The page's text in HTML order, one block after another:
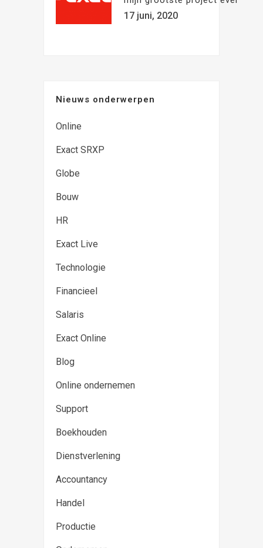
17 juni, 2020
Nieuws onderwerpen
Online
Exact SRXP
Globe
Bouw
HR
Exact Live
Technologie
Financieel
Salaris
Exact Online
Blog
Online ondernemen
Support
Boekhouden
Dienstverlening
Accountancy
Handel
Productie